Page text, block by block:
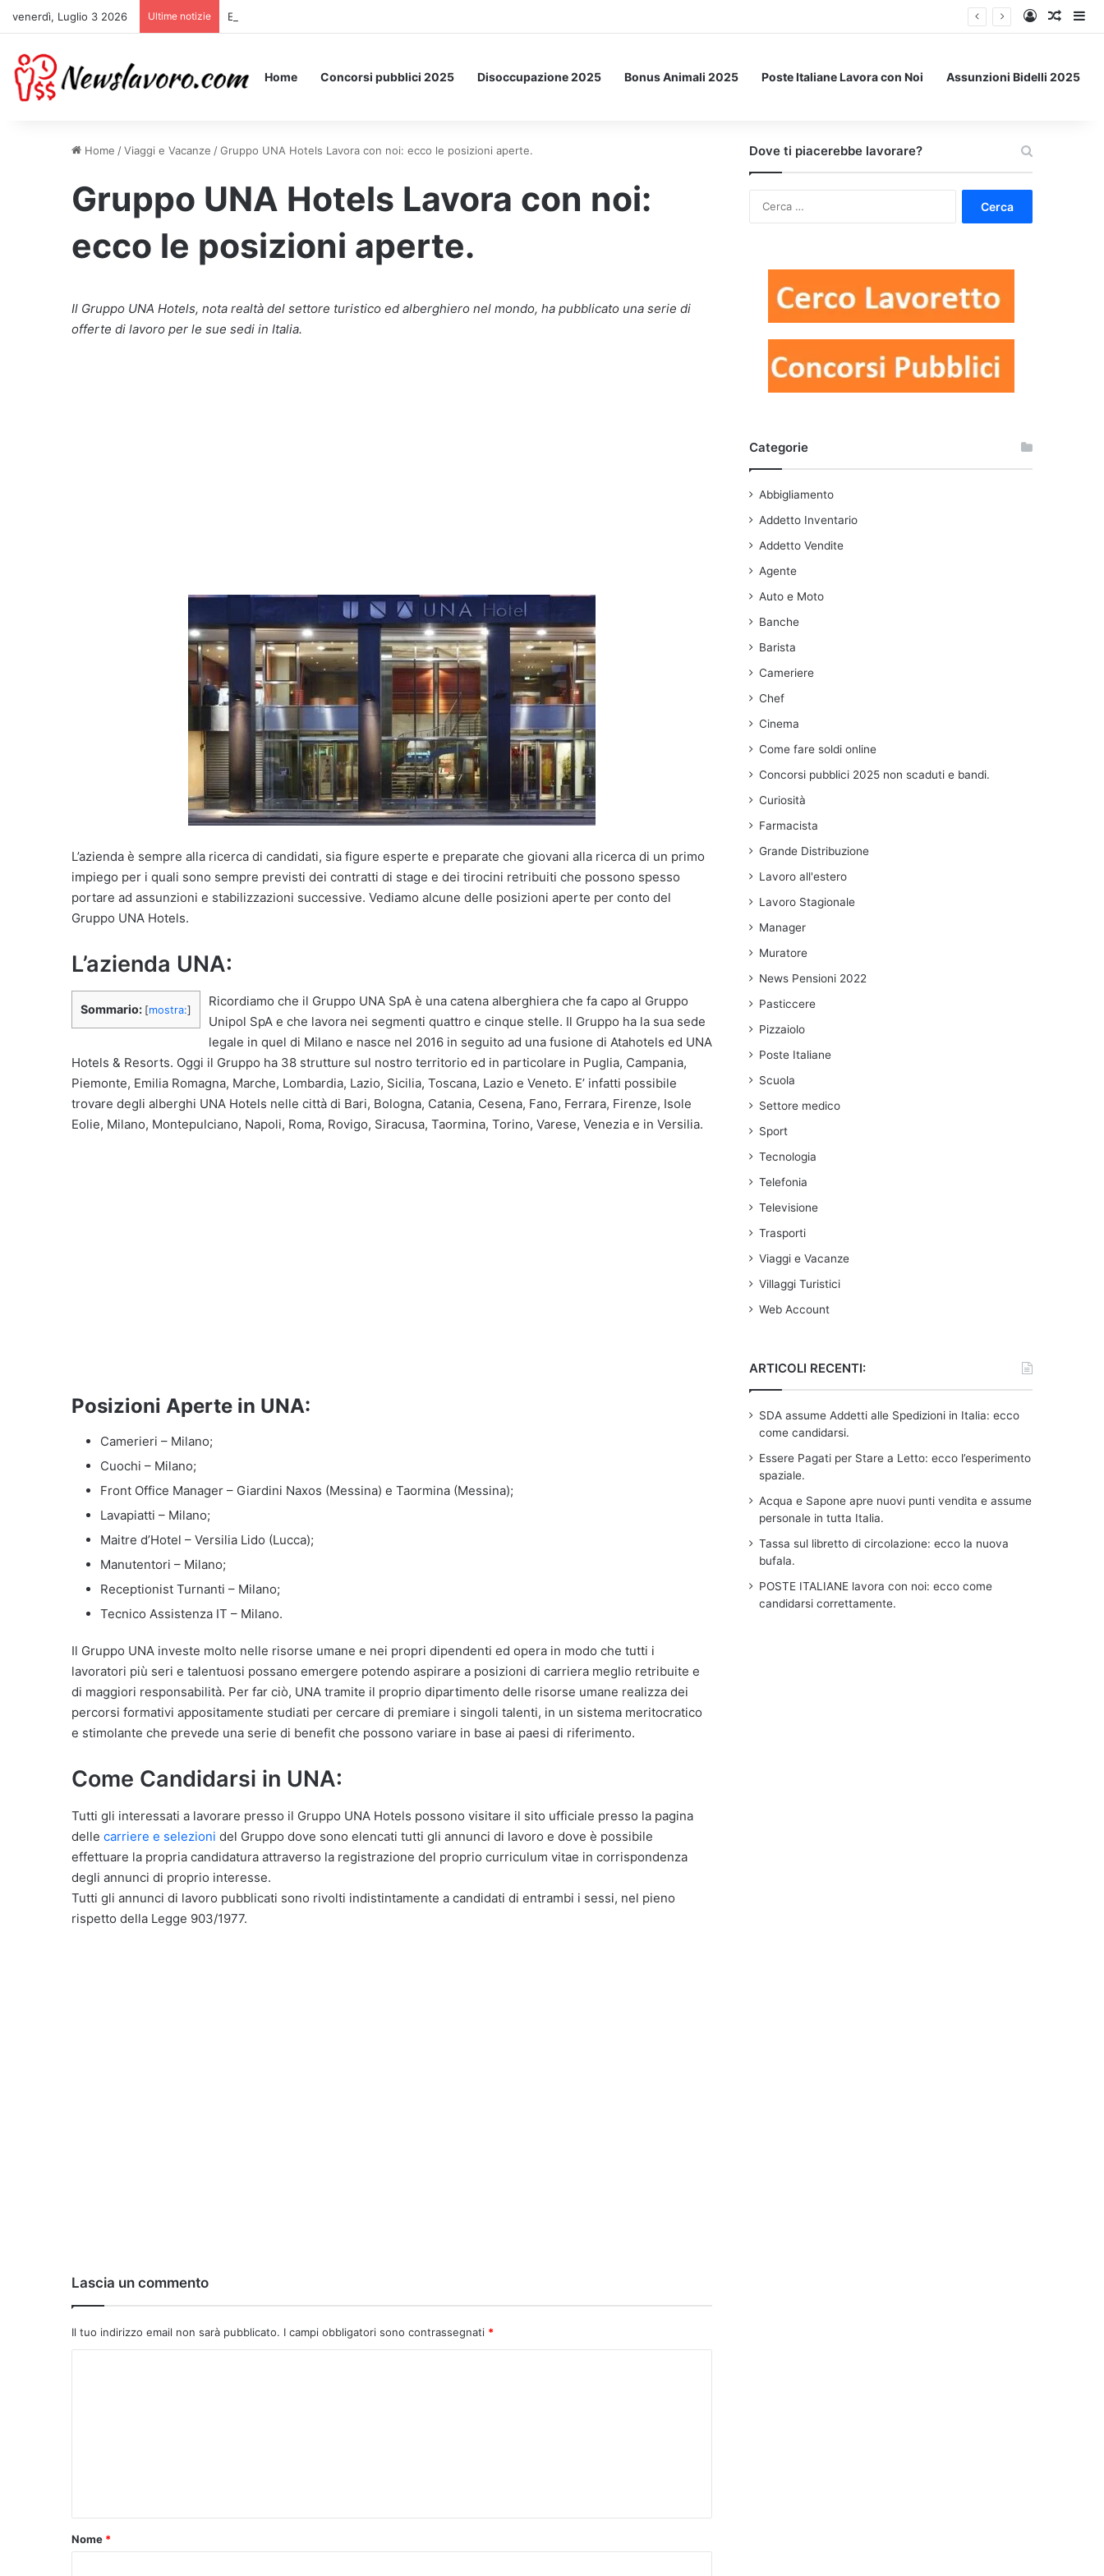
venerdì, Luglio 3 2026 Ultime notizie Essere Pagati per Stare a Letto: ecco l’esperimento spaziale. Accedi
Un
Home Concorsi pubblici 2025 Disoccupazione 2025 Bonus Animali 2025 Poste Italiane Lavora con Noi Assunzioni Bidelli 2025
Home /Viaggi e Vacanze /Gruppo UNA Hotels Lavora con noi: ecco le posizioni aperte.
Gruppo UNA Hotels Lavora con noi:
ecco le posizioni aperte.
Il Gruppo UNA Hotels, nota realtà del settore turistico ed alberghiero nel mondo, ha pubblicato una serie di
offerte di lavoro per le sue sedi in Italia.
L’azienda è sempre alla ricerca di candidati, sia figure esperte e preparate che giovani alla ricerca di un primo
impiego per i quali sono sempre previsti dei contratti di stage e dei tirocini retribuiti che possono spesso
portare ad assunzioni e stabilizzazioni successive. Vediamo alcune delle posizioni aperte per conto del
Gruppo UNA Hotels.
L’azienda UNA:
Sommario: [mostra:]
Ricordiamo che il Gruppo UNA SpA è una catena alberghiera che fa capo al Gruppo
Unipol SpA e che lavora nei segmenti quattro e cinque stelle. Il Gruppo ha la sua sede
legale in quel di Milano e nasce nel 2016 in seguito ad una fusione di Atahotels ed UNA
Hotels & Resorts. Oggi il Gruppo ha 38 strutture sul nostro territorio ed in particolare in Puglia, Campania,
Piemonte, Emilia Romagna, Marche, Lombardia, Lazio, Sicilia, Toscana, Lazio e Veneto. E’ infatti possibile
trovare degli alberghi UNA Hotels nelle città di Bari, Bologna, Catania, Cesena, Fano, Ferrara, Firenze, Isole
Eolie, Milano, Montepulciano, Napoli, Roma, Rovigo, Siracusa, Taormina, Torino, Varese, Venezia e in Versilia.
Posizioni Aperte in UNA:
Camerieri – Milano;
Cuochi – Milano;
Front Office Manager – Giardini Naxos (Messina) e Taormina (Messina);
Lavapiatti – Milano;
Maitre d’Hotel – Versilia Lido (Lucca);
Manutentori – Milano;
Receptionist Turnanti – Milano;
Tecnico Assistenza IT – Milano.
Il Gruppo UNA investe molto nelle risorse umane e nei propri dipendenti ed opera in modo che tutti i
lavoratori più seri e talentuosi possano emergere potendo aspirare a posizioni di carriera meglio retribuite e
di maggiori responsabilità. Per far ciò, UNA tramite il proprio dipartimento delle risorse umane realizza dei
percorsi formativi appositamente studiati per cercare di premiare i singoli talenti, in un sistema meritocratico
e stimolante che prevede una serie di benefit che possono variare in base ai paesi di riferimento.
Come Candidarsi in UNA:
Tutti gli interessati a lavorare presso il Gruppo UNA Hotels possono visitare il sito ufficiale presso la pagina
delle carriere e selezioni del Gruppo dove sono elencati tutti gli annunci di lavoro e dove è possibile
effettuare la propria candidatura attraverso la registrazione del proprio curriculum vitae in corrispondenza
degli annunci di proprio interesse.
Tutti gli annunci di lavoro pubblicati sono rivolti indistintamente a candidati di entrambi i sessi, nel pieno
rispetto della Legge 903/1977.
Lascia un commento
Il tuo indirizzo email non sarà pubblicato. I campi obbligatori sono contrassegnati *
o
Nome *
Dove ti piacerebbe lavorare?
Categorie
Abbigliamento
Addetto Inventario
Addetto Vendite
Agente
Auto e Moto
Banche
Barista
Cameriere
Chef
Cinema
Come fare soldi online
Concorsi pubblici 2025 non scaduti e bandi.
Curiosità
Farmacista
Grande Distribuzione
Lavoro all'estero
Lavoro Stagionale
Manager
Muratore
News Pensioni 2022
Pasticcere
Pizzaiolo
Poste Italiane
Scuola
Settore medico
Sport
Tecnologia
Telefonia
Televisione
Trasporti
Viaggi e Vacanze
Villaggi Turistici
Web Account
ARTICOLI RECENTI:
SDA assume Addetti alle Spedizioni in Italia: ecco
come candidarsi.
Essere Pagati per Stare a Letto: ecco l’esperimento
spaziale.
Acqua e Sapone apre nuovi punti vendita e assume
personale in tutta Italia.
Tassa sul libretto di circolazione: ecco la nuova
bufala.
POSTE ITALIANE lavora con noi: ecco come
candidarsi correttamente.